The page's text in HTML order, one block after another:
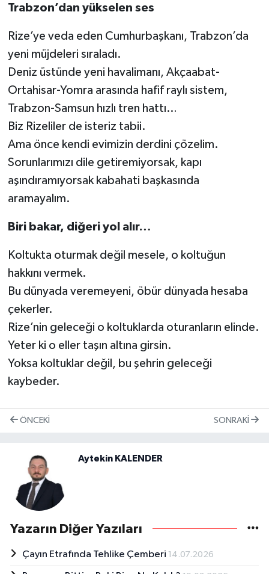
Trabzon’dan yükselen ses
Rize’ye veda eden Cumhurbaşkanı, Trabzon’da
yeni müjdeleri sıraladı.
Deniz üstünde yeni havalimanı, Akçaabat-
Ortahisar-Yomra arasında hafif raylı sistem,
Trabzon-Samsun hızlı tren hattı…
Biz Rizeliler de isteriz tabii.
Ama önce kendi evimizin derdini çözelim.
Sorunlarımızı dile getiremiyorsak, kapı
aşındıramıyorsak kabahati başkasında
aramayalım.
Biri bakar, diğeri yol alır…
Koltukta oturmak değil mesele, o koltuğun
hakkını vermek.
Bu dünyada veremeyeni, öbür dünyada hesaba
çekerler.
Rize’nin geleceği o koltuklarda oturanların elinde.
Yeter ki o eller taşın altına girsin.
Yoksa koltuklar değil, bu şehrin geleceği
kaybeder.
ÖNCEKI SONRAKI
Aytekin KALENDER
Yazarın Diğer Yazıları
Çayın Etrafında Tehlike Çemberi 14.07.2026